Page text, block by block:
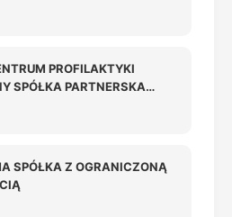
PROFILAKTYKI
SPÓŁKA PARTNERSKA
SPÓŁKA Z OGRANICZONĄ